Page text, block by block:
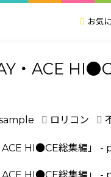
お気
・ACE
ロリコン